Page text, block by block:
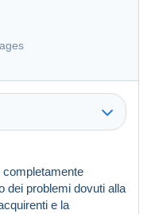
#1658616
completamente
dei problemi dovuti alla
e la